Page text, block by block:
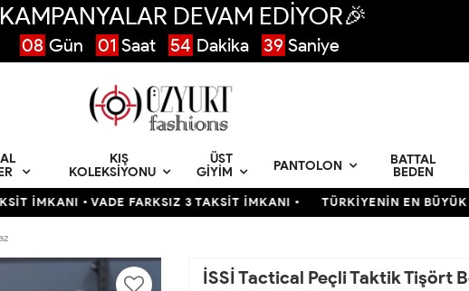
DEVAM EDİYOR🎉
08 Gün 01 Saat 54 Dakika 38 Saniye
KIŞ
KOLEKSIYONU
ÜST
GIYIM
PANTOLON
BATTAL
BEDEN
• VADE FARKSIZ 3 TAKSİT İMKANI • TÜRKİYENİN EN BÜYÜK
İSSİ Tactical Peçli Taktik Tişört